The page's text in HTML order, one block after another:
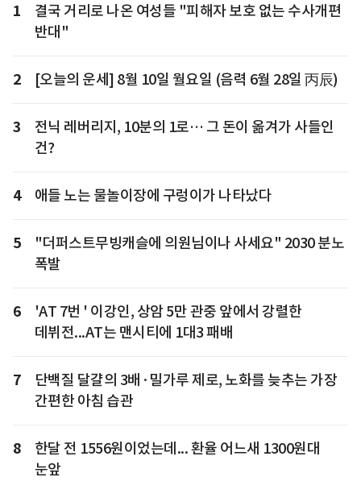
1
결국 거리로 나온 여성들 "피해자 보호 없는 수사개편
반대"
2 [오늘의 운세] 8월 10일 월요일 (음력 6월 28일 丙辰)
3
전닉 레버리지, 10분의 1로… 그 돈이 옮겨가 사들인
건?
4 애들 노는 물놀이장에 구렁이가 나타났다
5
"더퍼스트무빙캐슬에 의원님이나 사세요" 2030 분노
폭발
6
'AT 7번 ' 이강인, 상암 5만 관중 앞에서 강렬한
데뷔전...AT는 맨시티에 1대3 패배
7
단백질 달걀의 3배·밀가루 제로, 노화를 늦추는 가장
간편한 아침 습관
8
한달 전 1556원이었는데... 환율 어느새 1300원대
눈앞